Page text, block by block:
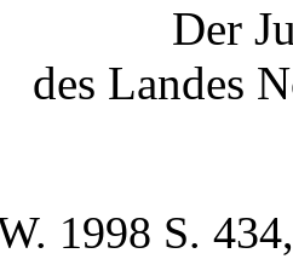
Der
des Landes
1998 S.